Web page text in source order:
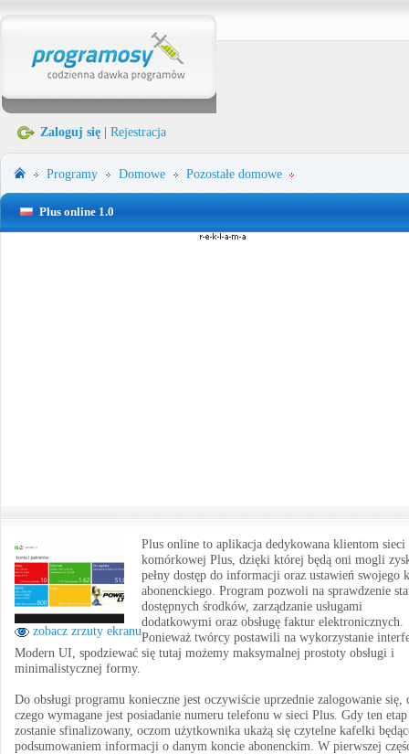
Zaloguj się Rejestracja
Programy Domowe Pozostałe domowe
Plus online 1.0
zobacz zrzuty ekranu
Plus online to aplikacja dedykowana klientom sieci
komórkowej Plus, dzięki której będą oni mogli
pełny dostęp do informacji oraz ustawień swojego
abonenckiego. Program pozwoli na sprawdzenie
dostępnych środków, zarządzanie usługami
dodatkowymi oraz obsługę faktur elektronicznych.
Ponieważ twórcy postawili na wykorzystanie
Modern UI, spodziewać się tutaj możemy maksymalnej prostoty obsługi i
minimalistycznej formy.
Do obsługi programu konieczne jest oczywiście uprzednie zalogowanie się,
czego wymagane jest posiadanie numeru telefonu w sieci Plus. Gdy ten etap
zostanie sfinalizowany, oczom użytkownika ukażą się czytelne kafelki
podsumowaniem informacji o danym koncie abonenckim. W pierwszej